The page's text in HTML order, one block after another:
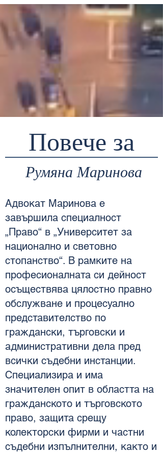
Повече за
Румяна Маринова
Адвокат Маринова е
завършила специалност
„Право“ в „Университет за
национално и световно
стопанство“. В рамките на
професионалната си дейност
осъществява цялостно правно
обслужване и процесуално
представителство по
граждански, търговски и
административни дела пред
всички съдебни инстанции.
Специализира и има
значителен опит в областта на
гражданското и търговското
право, защита срещу
колекторски фирми и частни
съдебни изпълнителни, както и